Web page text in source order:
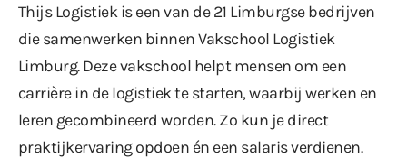
Thijs Logistiek is een van de 21 Limburgse bedrijven
die samenwerken binnen Vakschool Logistiek
Limburg. Deze vakschool helpt mensen om een
carrière in de logistiek te starten, waarbij werken en
leren gecombineerd worden. Zo kun je direct
praktijkervaring opdoen én een salaris verdienen.